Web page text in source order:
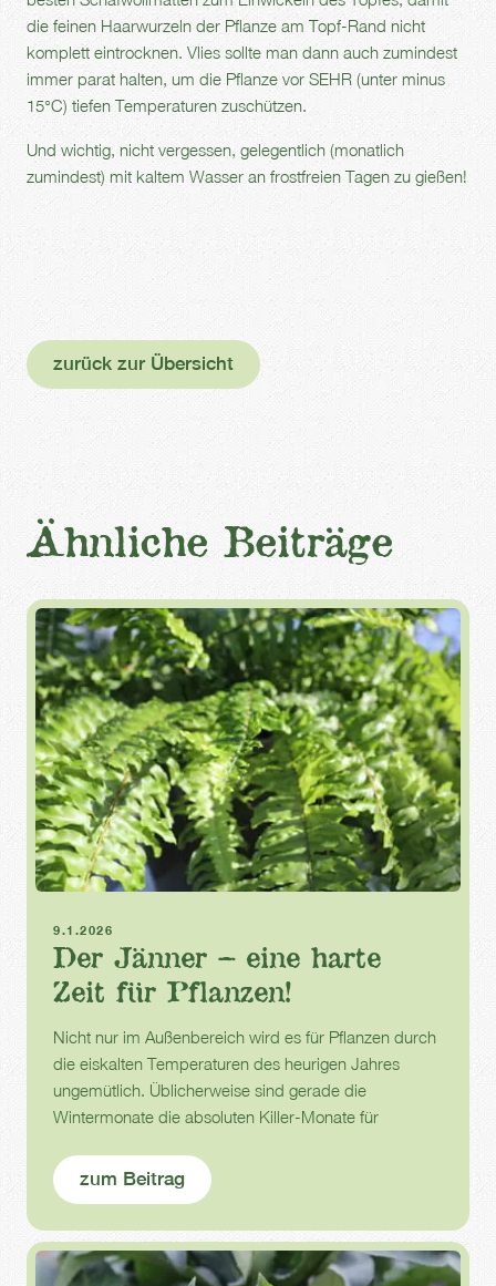
die feinen Haarwurzeln der Pflanze am Topf-Rand nicht
komplett eintrocknen. Vlies sollte man dann auch zumindest
immer parat halten, um die Pflanze vor SEHR (unter minus
15°C) tiefen Temperaturen zuschützen.
Und wichtig, nicht vergessen, gelegentlich (monatlich
zumindest) mit kaltem Wasser an frostfreien Tagen zu gießen!
zurück zur Übersicht
Ähnliche Beiträge
9.1.2026
Der Jänner – eine harte
Zeit für Pflanzen!
Nicht nur im Außenbereich wird es für Pflanzen durch
die eiskalten Temperaturen des heurigen Jahres
ungemütlich. Üblicherweise sind gerade die
Wintermonate die absoluten Killer-Monate für
zum Beitrag